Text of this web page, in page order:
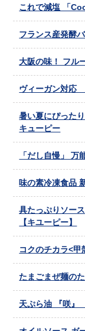
これで減塩 「
フランス産発酵
大阪の味！ フル
ヴィーガン対応
暑い夏にぴった
キューピー
「だし自慢」 万
味の素冷凍食品
具たっぷりソー
【キユーピー】
コクのチカラ<甲
たまごまぜ麺の
天ぷら油 『咲』